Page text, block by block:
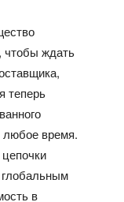
чтобы ждать
теперь
любое время.
в